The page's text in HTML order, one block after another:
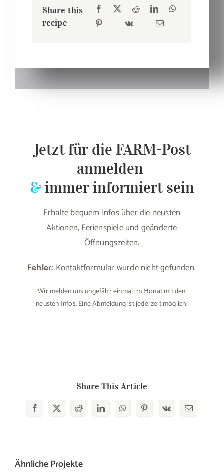
Share this
recipe
Jetzt für die FARM-Post
anmelden
&immer informiert sein
Erhalte bequem Infos über die neusten
Aktionen, Ferienspiele und geänderte
Öffnungszeiten.
Fehler: Kontaktformular wurde nicht gefunden.
Wir melden uns ungefähr einmal im Monat mit den
neusten Infos. Eine Abmeldung ist jederzeit möglich.
Share This Article
Facebook
X RedditLinkedInWhatsAppPinterest
Vk
E-
Ähnliche Projekte